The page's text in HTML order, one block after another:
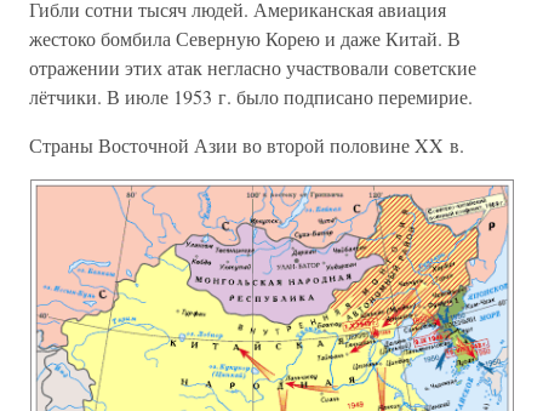
Гибли сотни тысяч людей. Американская авиация
жестоко бомбила Северную Корею и даже Китай. В
отражении этих атак негласно участвовали советские
лётчики. В июле 1953 г. было подписано перемирие.
Страны Восточной Азии во второй половине XX в.